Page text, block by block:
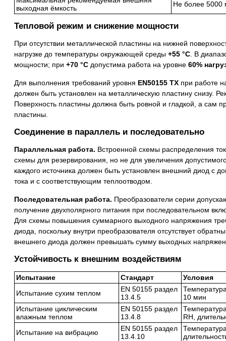
выходная ёмкость
Не более 5000
Тепловой режим и снижение мощности
При отсутствии металлической пластины на нижней
нагрузке до температуры окружающей среды +55 °C . В
мощности; при +70 °C допустима работа на уровне 60%
Для выполнения требований уровня EN50155 TX при работе
должен быть установлен на металлическую пластину снизу.
Поверхность пластины должна быть ровной и гладкой, а сам
пластины.
Соединение в параллель и последовательно
Параллельная работа. Встроенной схемы распределения
схемы для резервирования, но не для увеличения
каждого источника должен быть установлен внешний диод с
тока и с соответствующим теплоотводом.
Последовательная работа. Преобразователи серии
получение двухполярного питания при последовательном
Для схемы повышения суммарного выходного напряжения
диода, поскольку внутри преобразователя отсутствует
внешнего диода должен превышать сумму выходных
Устойчивость к внешним воздействиям
Испытание Стандарт
Условия
Испытание сухим теплом
EN 50155 раздел
13.4.5
10 мин
Испытание циклическим
влажным теплом
EN 50155 раздел
13.4.8
RH,
Испытание на вибрацию
EN 50155 раздел
13.4.10